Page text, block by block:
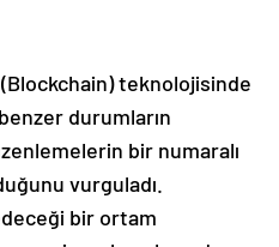
teknolojisinde
durumların
bir numaralı
vurguladı.
bir ortam